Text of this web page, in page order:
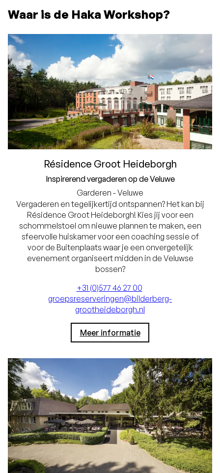
Waar is de Haka Workshop?
Résidence Groot Heideborgh
Inspirerend vergaderen op de Veluwe
Garderen - Veluwe
Vergaderen en tegelijkertijd ontspannen? Het kan bij
Résidence Groot Heideborgh! Kies jij voor een
schommelstoel om nieuwe plannen te maken, een
sfeervolle huiskamer voor een coaching sessie of
voor de Buitenplaats waar je een onvergetelijk
evenement organiseert midden in de Veluwse
bossen?
+31 (0)577 46 27 00
groepsreserveringen@bilderberg-
grootheideborgh.nl
Meer informatie